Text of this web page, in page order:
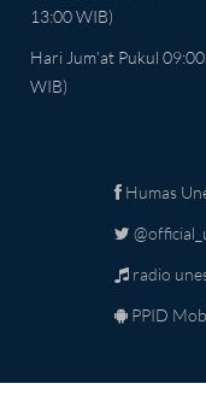
13:00 WIB)
Hari Jum’at Pukul
WIB)
Humas
radio
PPID